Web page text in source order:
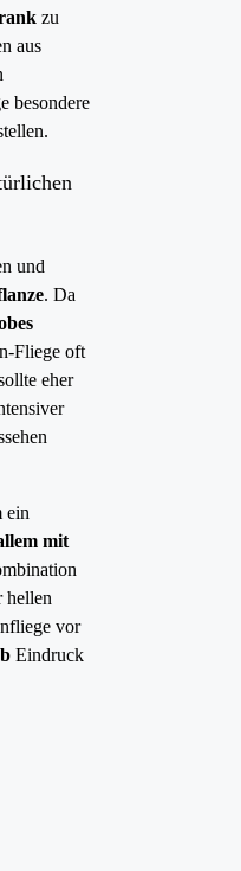
zu
aus
besondere
und
. Da
Fliege oft
eher
ein
mit
hellen
vor
Eindruck